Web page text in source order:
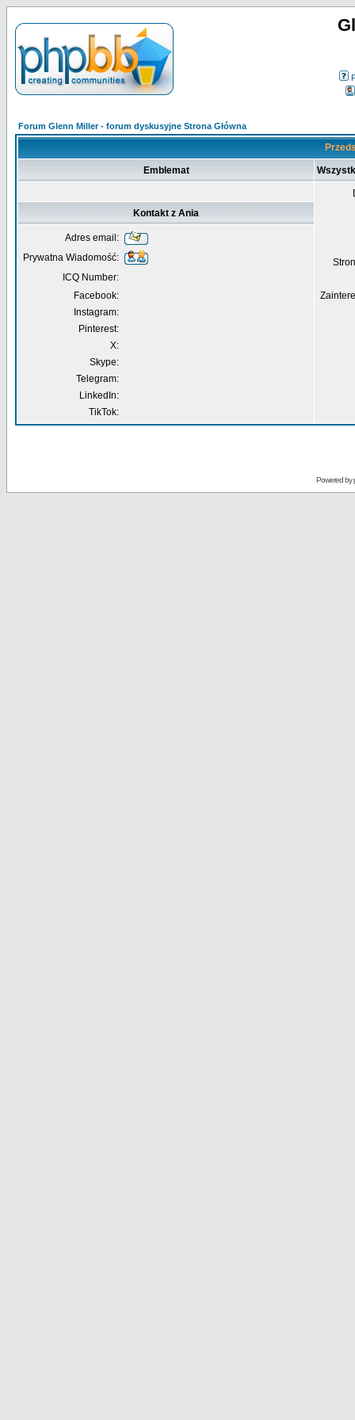
Forum Glenn Miller - forum dyskusyjne Strona Główna
Emblemat
Kontakt z Ania
Adres email:
Prywatna Wiadomość:
ICQ Number:
Facebook:
Instagram:
Pinterest:
X:
Skype:
Telegram:
LinkedIn:
TikTok:
Powered by